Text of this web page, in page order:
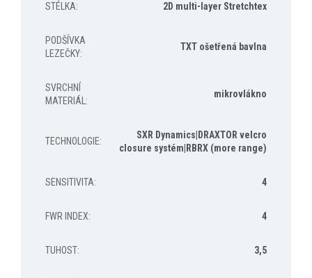
STÉLKA: 2D multi-layer Stretchtex
PODŠÍVKA
LEZEČKY:
TXT ošetřená bavlna
SVRCHNÍ
MATERIÁL :
mikrovlákno
TECHNOLOGIE:
SXR Dynamics|DRAXTOR velcro
closure systém|RBRX (more range)
SENSITIVITA: 4
FWR INDEX: 4
TUHOST: 3,5